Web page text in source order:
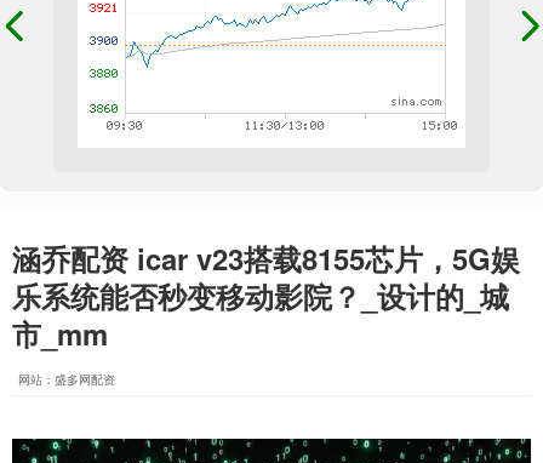
涵乔配资 icar v23搭载8155芯片，5G娱
乐系统能否秒变移动影院？_设计的_城
市_mm
网站：盛多网配资